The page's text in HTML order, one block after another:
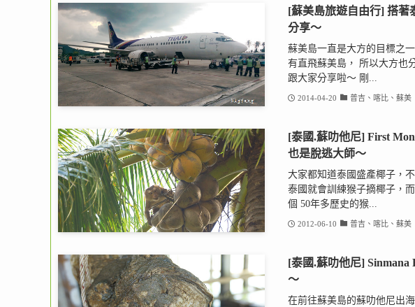
[蘇美島旅遊自由行] 搭著
分享～
蘇美島一直是大方的目標之
有直飛蘇美島， 所以大方也
跟大家分享啦～ 剛...
2014-04-20 普吉、喀比、蘇美
[泰國.蘇叻他尼] First
也是脫逃大師～
大家都知道泰國盛產椰子，
泰國就會訓練猴子摘椰子，
個 50年多歷史的猴...
2012-06-10 普吉、喀比、蘇美
[泰國.蘇叻他尼] Sinmana
～
在前往蘇美島的蘇叻他尼出